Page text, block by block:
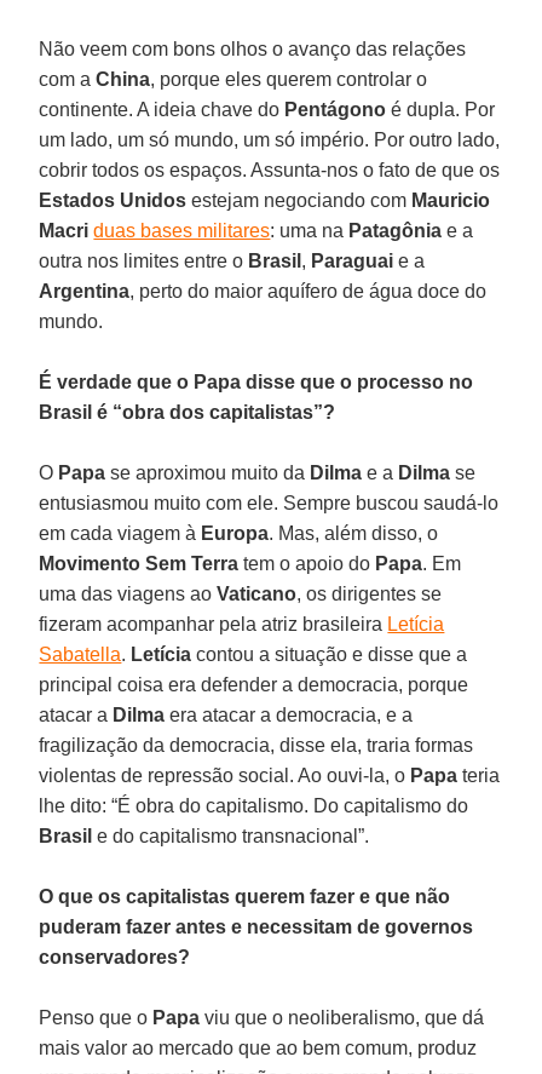
Não veem com bons olhos o avanço das relações
com aChina, porque eles querem controlar o
continente. A ideia chave do Pentágono é dupla. Por
um lado, um só mundo, um só império. Por outro lado,
cobrir todos os espaços. Assunta-nos o fato de que os
Estados Unidos estejam negociando com Mauricio
Macri duas bases militares: uma na Patagônia e a
outra nos limites entre o Brasil , Paraguai e a
Argentina, perto do maior aquífero de água doce do
mundo.
É verdade que o Papa disse que o processo no
Brasil é “obra dos capitalistas”?
O Papa se aproximou muito da Dilma e a Dilma se
entusiasmou muito com ele. Sempre buscou saudá-lo
em cada viagem à Europa. Mas, além disso, o
Movimento Sem Terra tem o apoio do Papa. Em
uma das viagens aoVaticano, os dirigentes se
fizeram acompanhar pela atriz brasileira Letícia
Sabatella. Letícia contou a situação e disse que a
principal coisa era defender a democracia, porque
atacar a Dilma era atacar a democracia, e a
fragilização da democracia, disse ela, traria formas
violentas de repressão social. Ao ouvi-la, o Papa teria
lhe dito: “É obra do capitalismo. Do capitalismo do
Brasil e do capitalismo transnacional”.
O que os capitalistas querem fazer e que não
puderam fazer antes e necessitam de governos
conservadores?
Penso que o Papa viu que o neoliberalismo, que dá
mais valor ao mercado que ao bem comum, produz